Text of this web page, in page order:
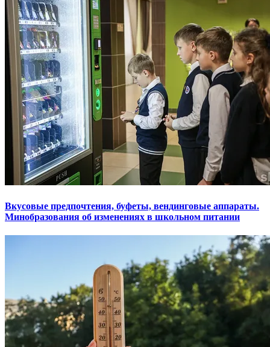
Вкусовые предпочтения, буфеты, вендинговые аппараты.
Минобразования об изменениях в школьном питании